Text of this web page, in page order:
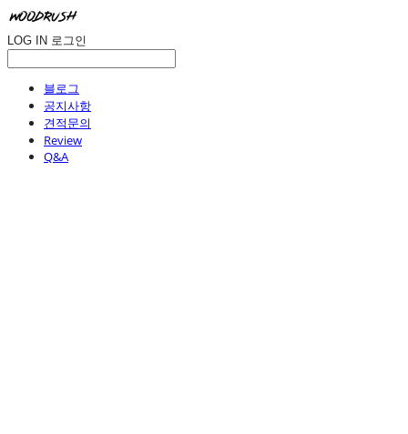
LOG IN 로그인
블로그
공지사항
견적문의
Review
Q&A